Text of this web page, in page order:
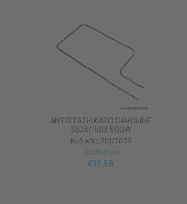
ΑΝΤΙΣΤΑΣΗ ΚΑΤΩ DAVOLINE
3503/1503 600W
Κωδικός: 20173029
Διαθέσιμο
€11.58